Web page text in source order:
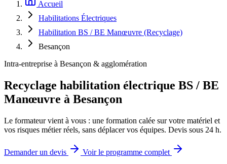
Accueil
Habilitations Électriques
Habilitation BS / BE Manœuvre (Recyclage)
Besançon
Intra-entreprise à Besançon & agglomération
Recyclage habilitation électrique BS / BE
Manœuvre à Besançon
Le formateur vient à vous : une formation calée sur votre matériel et
vos risques métier réels, sans déplacer vos équipes. Devis sous 24 h.
Demander un devis
Voir le programme complet